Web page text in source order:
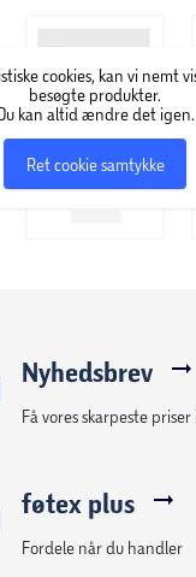
cookies, kan vi nemt
besøgte produkter.
kan altid ændre det igen.
Ret cookie samtykke
Nyhedsbrev
Få vores skarpeste
føtex plus
Fordele når du handler